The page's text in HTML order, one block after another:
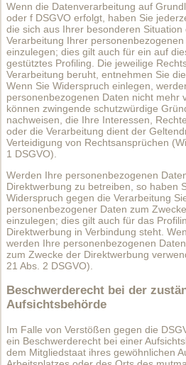
Wenn die Datenverarbeitung auf
oder f DSGVO erfolgt, haben Sie
die sich aus Ihrer besonderen
Verarbeitung Ihrer
einzulegen; dies gilt auch für ein auf
gestütztes Profiling. Die jeweilige
Verarbeitung beruht, entnehmen Sie
Wenn Sie Widerspruch einlegen,
personenbezogenen Daten nicht mehr
können zwingende schutzwürdige
nachweisen, die Ihre Interessen,
oder die Verarbeitung dient der
Verteidigung von Rechtsansprüchen
1 DSGVO).
Werden Ihre personenbezogenen
Direktwerbung zu betreiben, so haben
Widerspruch gegen die Verarbeitung
personenbezogener Daten zum
einzulegen; dies gilt auch für das
Direktwerbung in Verbindung steht.
werden Ihre personenbezogenen
zum Zwecke der Direktwerbung
21 Abs. 2 DSGVO).
Beschwerderecht bei der
Aufsichtsbehörde
Im Falle von Verstößen gegen die
ein Beschwerderecht bei einer
dem Mitgliedstaat ihres gewöhnlichen